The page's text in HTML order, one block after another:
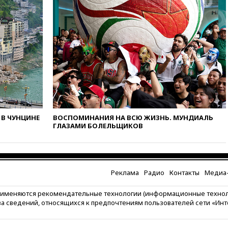
12:15Иран и Оман
согласовали главные пункты
сделки по открытию
Ормузского пролива
11:58Politico: США
восстановили обмен
разведданными с Украиной
11:58Великобритания
расширила санкции против
России
11:37В Ярославской области
обломки БПЛА упали в
11:19МИД России ответил на
критику мэра Хиросимы в
годовщину ядерной
10:57 Оверчук заявил о
сокращении товарооборота
ЧУНЦИНЕ
ВОСПОМИНАНИЯ НА ВСЮ ЖИЗНЬ. МУНДИАЛЬ
ГЛАЗАМИ БОЛЕЛЬЩИКОВ
Реклама Радио Контакты
рекомендательные технологии (информационные
сведений, относящихся к предпочтениям пользователей сети